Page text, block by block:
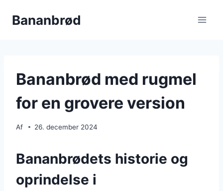
Bananbrød
Bananbrød med rugmel
for en grovere version
Af 26. december 2024
Bananbrødets historie og
oprindelse i